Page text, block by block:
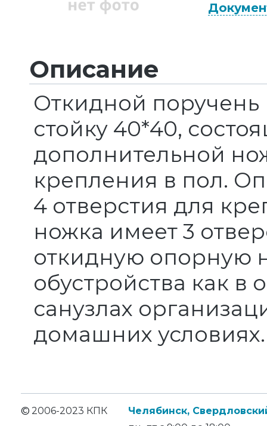
Описание
Откидной
стойку 40*40,
дополнительной
крепления в пол.
4 отверстия для
ножка имеет 3
откидную опорную
обустройства как в
санузлах
домашних условиях.
© 2006-2023 КПК
Челябинск,